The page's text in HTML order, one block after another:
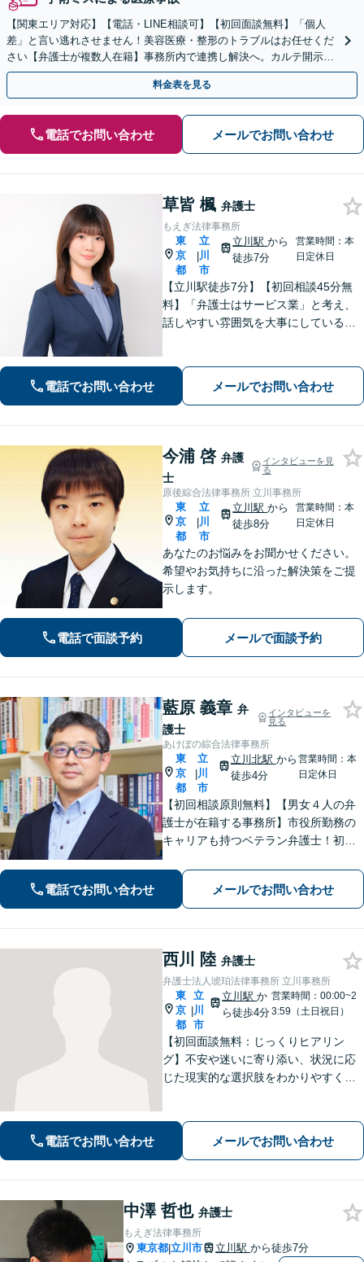
【関東エリア対応】【電話・LINE相談可】【初回面談無料】「個人
差」と言い逃れさせません！美容医療・整形のトラブルはお任せくだ
さい【弁護士が複数人在籍】事務所内で連携し解決へ。カルテ開示や
返金・賠償請求をサポートいたします【休日夜間面談可】
料金表を見る
電話でお問い合わせ メールでお問い合わせ
草皆 楓 弁護士
もえぎ法律事務所
東
京
都
|
立
川
市
立川駅から
徒歩7分
営業時間：本
日定休日
【立川駅徒歩7分】【初回相談45分無
料】「弁護士はサービス業」と考え、
話しやすい雰囲気を大事にしている事
を心がけています【離婚・男女問題／
相続・遺言／交通事故】
電話でお問い合わせ メールでお問い合わせ
今浦 啓 弁護
士
インタビューを見
る
原後綜合法律事務所 立川事務所
東
京
都
|
立
川
市
立川駅から
徒歩8分
営業時間：本
日定休日
あなたのお悩みをお聞かせください。
希望やお気持ちに沿った解決策をご提
示します。
電話で面談予約 メールで面談予約
藍原 義章 弁
護士
インタビューを
見る
あけぼの綜合法律事務所
東
京
都
|
立
川
市
立川北駅 から
徒歩4分
営業時間：本
日定休日
【初回相談原則無料】【男女４人の弁
護士が在籍する事務所】市役所勤務の
キャリアも持つベテラン弁護士！初回
をレジュメにしてご提供します。離婚
問題、不動産・住まい、借金、労働雇
用、企業法務など
電話でお問い合わせ メールでお問い合わせ
西川 陸 弁護士
弁護士法人琥珀法律事務所 立川事務所
東
京
都
|
立
川
市
立川駅か
ら徒歩4分
営業時間：00:00~2
3:59（土日祝日）
【初回面談無料：じっくりヒアリン
グ】不安や迷いに寄り添い、状況に応
じた現実的な選択肢をわかりやすくご
対応】【電話・オンライン面談可】
電話でお問い合わせ メールでお問い合わせ
中澤 哲也 弁護士
もえぎ法律事務所
東京都|立川市 立川駅 から徒歩7分